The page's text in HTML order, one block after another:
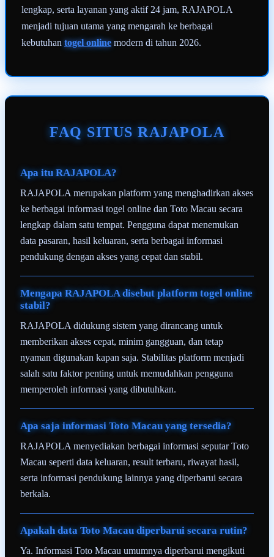
lengkap, serta layanan yang aktif 24 jam, RAJAPOLA
menjadi tujuan utama yang mengarah ke berbagai
kebutuhan togel online modern di tahun 2026.
FAQ SITUS RAJAPOLA
Apa itu RAJAPOLA?
RAJAPOLA merupakan platform yang menghadirkan akses
ke berbagai informasi togel online dan Toto Macau secara
lengkap dalam satu tempat. Pengguna dapat menemukan
data pasaran, hasil keluaran, serta berbagai informasi
pendukung dengan akses yang cepat dan stabil.
Mengapa RAJAPOLA disebut platform togel online
stabil?
RAJAPOLA didukung sistem yang dirancang untuk
memberikan akses cepat, minim gangguan, dan tetap
nyaman digunakan kapan saja. Stabilitas platform menjadi
salah satu faktor penting untuk memudahkan pengguna
memperoleh informasi yang dibutuhkan.
Apa saja informasi Toto Macau yang tersedia?
RAJAPOLA menyediakan berbagai informasi seputar Toto
Macau seperti data keluaran, result terbaru, riwayat hasil,
serta informasi pendukung lainnya yang diperbarui secara
berkala.
Apakah data Toto Macau diperbarui secara rutin?
Ya. Informasi Toto Macau umumnya diperbarui mengikuti